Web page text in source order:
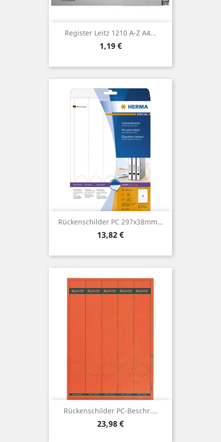
Register Leitz 1210 A-Z A4...
Preis
1,19 €
Rückenschilder PC 297x38mm...
Preis
13,82 €
Rückenschilder PC-Beschr....
Preis
23,98 €